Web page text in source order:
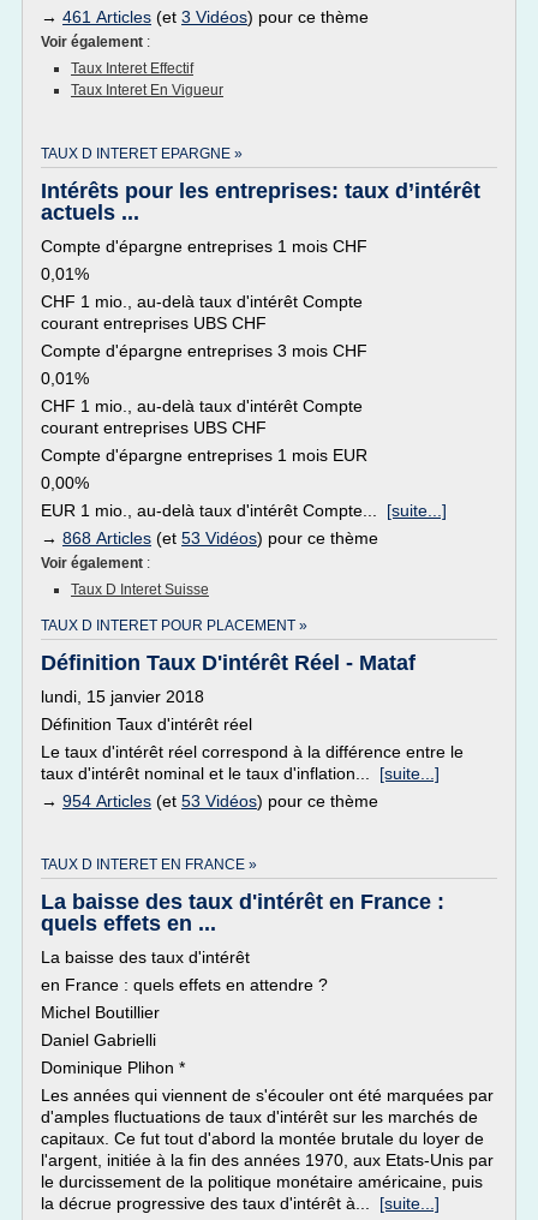
→ 461 Articles (et 3 Vidéos) pour ce thème
Voir également :
Taux Interet Effectif
Taux Interet En Vigueur
TAUX D INTERET EPARGNE »
Intérêts pour les entreprises: taux d’intérêt
actuels ...
Compte d'épargne entreprises 1 mois CHF
0,01%
CHF 1 mio., au-delà taux d'intérêt Compte
courant entreprises UBS CHF
Compte d'épargne entreprises 3 mois CHF
0,01%
CHF 1 mio., au-delà taux d'intérêt Compte
courant entreprises UBS CHF
Compte d'épargne entreprises 1 mois EUR
0,00%
EUR 1 mio., au-delà taux d'intérêt Compte... [suite...]
→ 868 Articles (et 53 Vidéos) pour ce thème
Voir également :
Taux D Interet Suisse
TAUX D INTERET POUR PLACEMENT »
Définition Taux D'intérêt Réel - Mataf
lundi, 15 janvier 2018
Définition Taux d'intérêt réel
Le taux d'intérêt réel correspond à la différence entre le
taux d'intérêt nominal et le taux d'inflation... [suite...]
→ 954 Articles (et 53 Vidéos) pour ce thème
TAUX D INTERET EN FRANCE »
La baisse des taux d'intérêt en France :
quels effets en ...
La baisse des taux d'intérêt
en France : quels effets en attendre ?
Michel Boutillier
Daniel Gabrielli
Dominique Plihon *
Les années qui viennent de s'écouler ont été marquées par
d'amples fluctuations de taux d'intérêt sur les marchés de
capitaux. Ce fut tout d'abord la montée brutale du loyer de
l'argent, initiée à la fin des années 1970, aux Etats-Unis par
le durcissement de la politique monétaire américaine, puis
la décrue progressive des taux d'intérêt à... [suite...]